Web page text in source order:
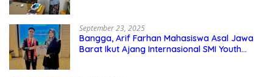
September 23, 2025
Bangga, Arif Farhan Mahasiswa Asal Jawa
Barat Ikut Ajang Internasional SMI Youth